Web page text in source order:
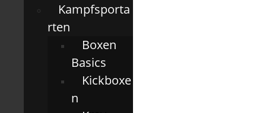
Kampfsporta
rten
Boxen
Basics
Kickboxe
n